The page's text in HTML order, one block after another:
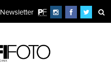
Newsletter